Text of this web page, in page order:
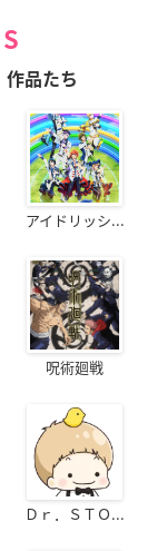
作品たち
アイドリッシ...
呪術廻戦
Ｄｒ．ＳＴＯ...